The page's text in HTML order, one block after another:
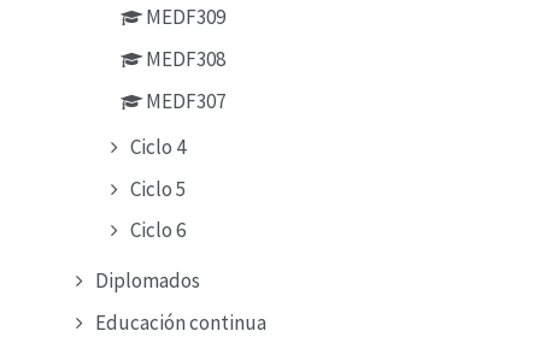
MEDF309
MEDF308
MEDF307
Ciclo 4
Ciclo 5
Ciclo 6
Diplomados
Educación continua